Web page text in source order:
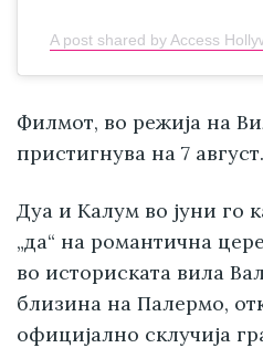
A post shared by Access
Филмот, во режија на
пристигнува на 7 август.
Дуа и Калум во јуни го
„да“ на романтична
во историската вила
близина на Палермо,
официјално склучија